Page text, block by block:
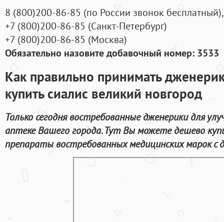
8 (800)200-86-85 (по России звонок бесплатный),
+7 (800)200-86-85 (Санкт-Петербург)
+7 (800)200-86-85 (Москва)
Обязательно назовите добавочный номер: 3533
Как правильно принимать
купить сиалис великий новгород
Только сегодня востребованные дженерики для
аптеке Вашего города. Тут Вы можете дешево
препараты востребованных медицинских марок с